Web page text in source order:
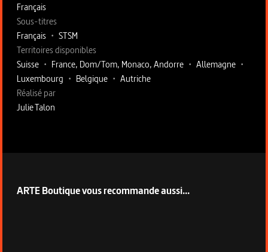
Français
Sous-titres
Français • STSM
Territoires disponibles
Suisse • France, Dom/Tom, Monaco, Andorre • Allemagne •
Luxembourg • Belgique • Autriche
Fiche technique section droite
Réalisé par
Julie Talon
ARTE Boutique vous recommande aussi...